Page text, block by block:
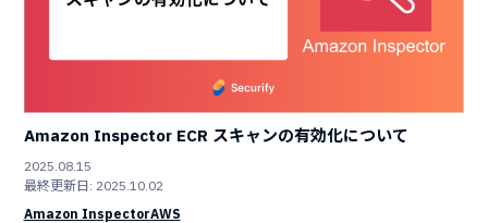
Amazon Inspector ECR スキャンの有効化について
2025.08.15
最終更新日: 2025.10.02
Amazon InspectorAWS